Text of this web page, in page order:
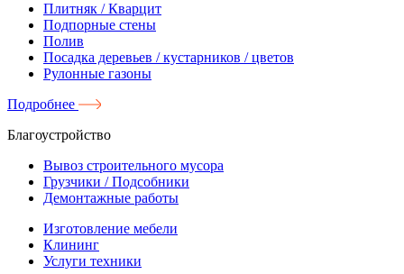
Плитняк / Кварцит
Подпорные стены
Полив
Посадка деревьев / кустарников / цветов
Рулонные газоны
Подробнее
Благоустройство
Вывоз строительного мусора
Грузчики / Подсобники
Демонтажные работы
Изготовление мебели
Клининг
Услуги техники